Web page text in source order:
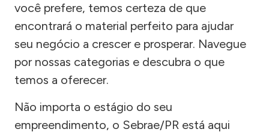
você prefere, temos certeza de que
encontrará o material perfeito para ajudar
seu negócio a crescer e prosperar. Navegue
por nossas categorias e descubra o que
temos a oferecer.
Não importa o estágio do seu
empreendimento, o Sebrae/PR está aqui